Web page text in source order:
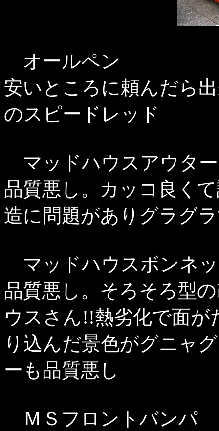
オールペン
安いところに頼んだら
のスピードレッド
マッドハウスアウタ
品質悪し。カッコ良く
造に問題がありグラグ
マッドハウスボンネ
品質悪し。そろそろ型
ウスさん!!熱劣化で面
り込んだ景色がグニャ
ーも品質悪し
ＭＳフロントバンパ